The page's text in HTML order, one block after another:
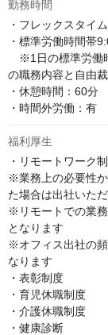
勤務時間
・フレックスタイ
・標準労働時間帯
※1日の標準労働
の職務内容と自由
・休憩時間：60分
・時間外労働：有
福利厚生
・リモートワーク
※業務上の必要性
た場合は出社いた
※リモートでの業務
となります
※オフィス出社の
なります
・表彰制度
・育児休職制度
・介護休職制度
・健康診断